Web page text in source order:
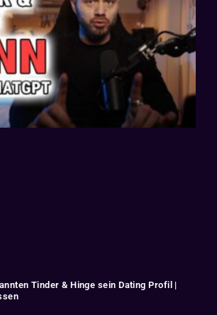
Tinder & Hinge sein Dating Profil |